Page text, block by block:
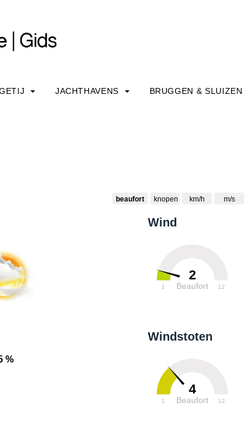
JACHTHAVENS BRUGGEN & SLUIZEN
beaufort knopen km/h m/s
Wind
2
Beaufort
1 12
Windstoten
4
Beaufort
1 12
%